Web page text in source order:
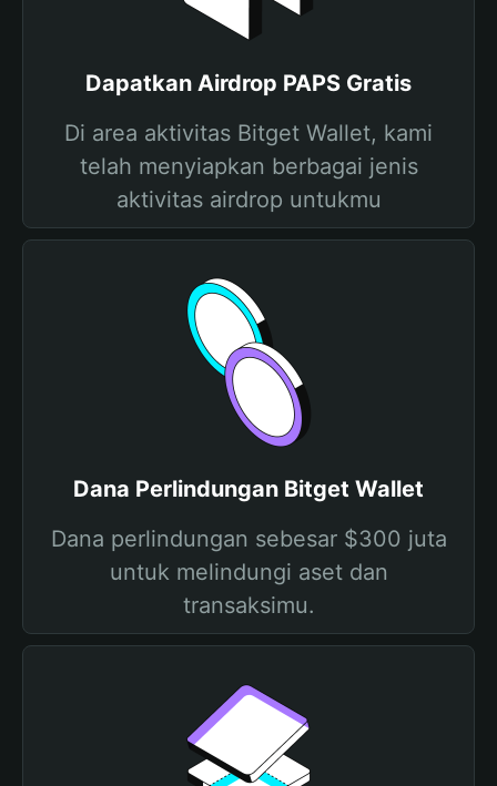
Dapatkan Airdrop PAPS Gratis
Di area aktivitas Bitget Wallet, kami
telah menyiapkan berbagai jenis
aktivitas airdrop untukmu
Dana Perlindungan Bitget Wallet
Dana perlindungan sebesar $300 juta
untuk melindungi aset dan
transaksimu.